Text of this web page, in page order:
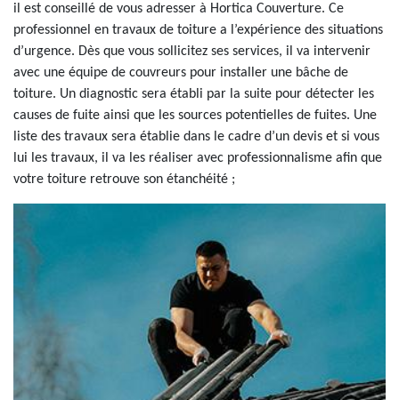
il est conseillé de vous adresser à Hortica Couverture. Ce
professionnel en travaux de toiture a l’expérience des situations
d’urgence. Dès que vous sollicitez ses services, il va intervenir
avec une équipe de couvreurs pour installer une bâche de
toiture. Un diagnostic sera établi par la suite pour détecter les
causes de fuite ainsi que les sources potentielles de fuites. Une
liste des travaux sera établie dans le cadre d’un devis et si vous
lui les travaux, il va les réaliser avec professionnalisme afin que
votre toiture retrouve son étanchéité ;